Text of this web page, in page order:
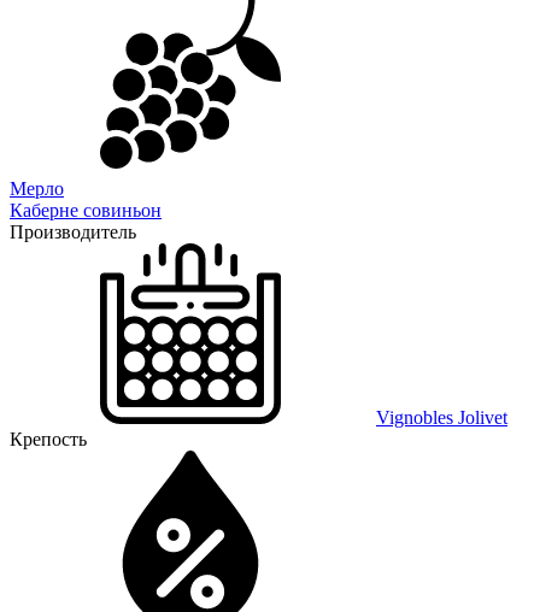
Мерло
Каберне совиньон
Производитель
Vignobles Jolivet
Крепость